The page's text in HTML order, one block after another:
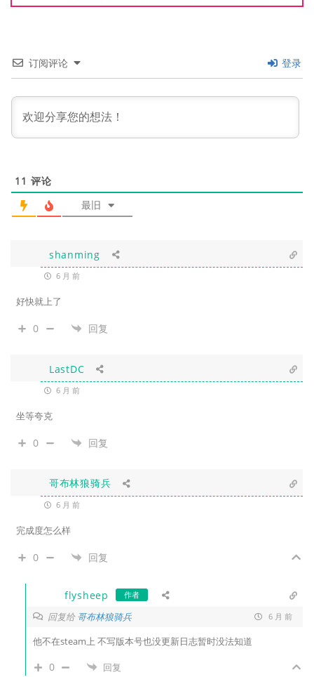
订阅评论 登录
11 评论
最旧
shanming
6 月 前
好快就上了
0 回复
LastDC
6 月 前
坐等夸克
0 回复
哥布林狼骑兵
6 月 前
完成度怎么样
0 回复
flysheep 作者
回复给哥布林狼骑兵 6 月 前
他不在steam上 不写版本号也没更新日志暂时没法知道
0 回复